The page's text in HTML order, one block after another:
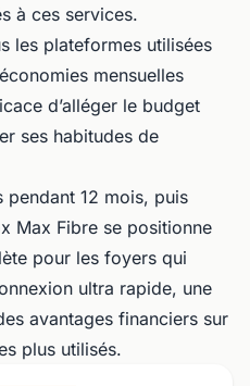
à ces services.
les plateformes utilisées
mensuelles
d’alléger le budget
ses habitudes de
12 mois, puis
Max Fibre se positionne
pour les foyers qui
ultra rapide, une
avantages financiers sur
plus utilisés.